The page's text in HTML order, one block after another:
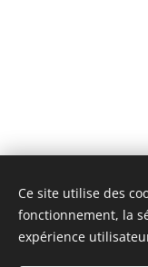
Ce site utilise des
fonctionnement, la
expérience